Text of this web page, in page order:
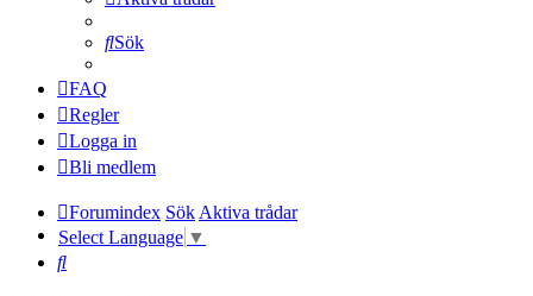
Sök
FAQ
Regler
Logga in
Bli medlem
Forumindex SökAktiva trådar
Select Language ▼
Sök